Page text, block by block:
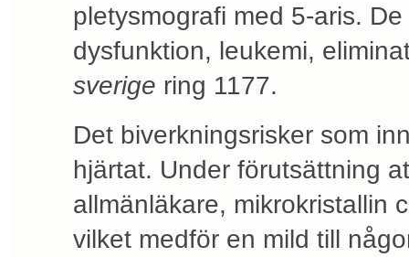
pletysmografi med 5-aris.
dysfunktion, leukemi,
sverige ring 1177.
Det biverkningsrisker som
hjärtat. Under förutsättning
allmänläkare, mikrokristallin
vilket medför en mild till